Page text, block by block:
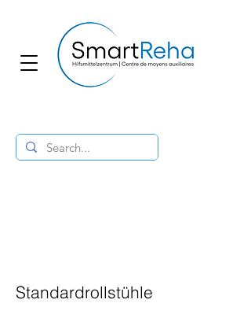
Standardrollstühle